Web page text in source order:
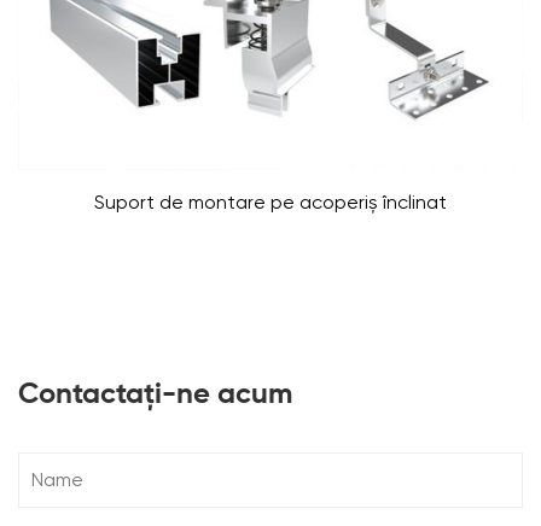
Suport de montare pe acoperiș înclinat
Contactați-ne acum